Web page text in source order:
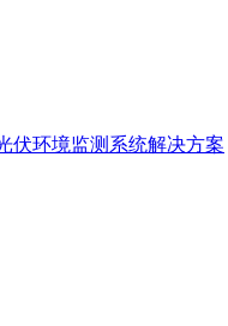
伏环境监测系统解决方案